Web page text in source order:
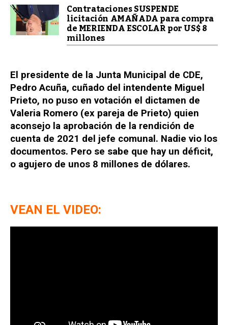
Contrataciones SUSPENDE
licitación AMAÑADA para compra
de MERIENDA ESCOLAR por US$ 8
millones
El presidente de la Junta Municipal de CDE,
Pedro Acuña, cuñado del intendente Miguel
Prieto, no puso en votación el dictamen de
Valeria Romero (ex pareja de Prieto) quien
aconsejo la aprobación de la rendición de
cuenta de 2021 del jefe comunal. Nadie vio los
documentos. Pero se sabe que hay un déficit,
o agujero de unos 8 millones de dólares.
VEAN EL VIDEO: